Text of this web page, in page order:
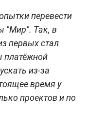
перевести
"Мир". Так, в
первых стал
платёжной
из-за
время у
проектов и по